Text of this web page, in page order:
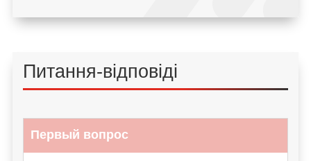
Питання-відповіді
Первый вопрос